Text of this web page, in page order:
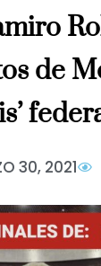
de
30, 2021